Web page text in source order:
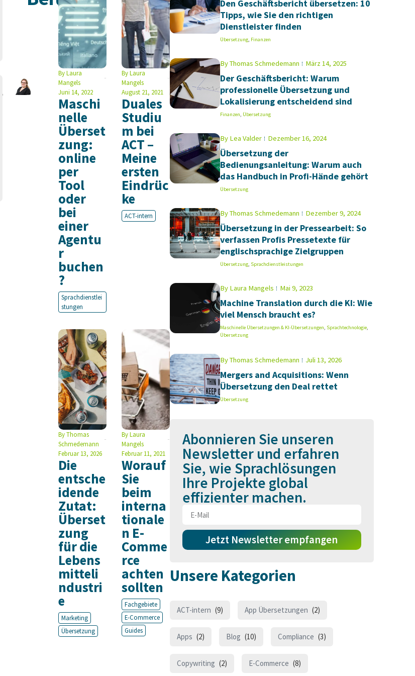
ByLaura
Mangels
Juni 14, 2022
Maschi
nelle
Überset
zung:
online
per
Tool
oder
bei
einer
Agentu
r
buchen
?
Sprachdienstlei
stungen
ByLaura
Mangels
August 21, 2021
Duales
Studiu
m bei
ACT –
Meine
ersten
Eindrüc
ke
ACT-intern
ByThomas
Schmedemann
Februar 13, 2026
Die
entsche
idende
Zutat:
Überset
zung
für die
Lebens
mitteli
ndustri
e
Marketing
Übersetzung
ByLaura
Mangels
Februar 11, 2021
Worauf
Sie
beim
interna
tionale
n E-
Comme
rce
achten
sollten
Fachgebiete
E-Commerce
Guides
Den Geschäftsbericht übersetzen: 10
Tipps, wie Sie den richtigen
Dienstleister finden
Übersetzung, Finanzen
ByThomas Schmedemann März 14, 2025
Der Geschäftsbericht: Warum
professionelle Übersetzung und
Lokalisierung entscheidend sind
Finanzen, Übersetzung
ByLea Valder Dezember 16, 2024
Übersetzung der
Bedienungsanleitung: Warum auch
das Handbuch in Profi-Hände gehört
Übersetzung
ByThomas Schmedemann Dezember 9, 2024
Übersetzung in der Pressearbeit: So
verfassen Profis Pressetexte für
englischsprachige Zielgruppen
Übersetzung, Sprachdienstleistungen
ByLaura Mangels Mai 9, 2023
Machine Translation durch die KI: Wie
viel Mensch braucht es?
Maschinelle Übersetzungen & KI-Übersetzungen, Sprachtechnologie,
Übersetzung
ByThomas Schmedemann Juli 13, 2026
Mergers and Acquisitions: Wenn
Übersetzung den Deal rettet
Übersetzung
Abonnieren Sie unseren
Newsletter und erfahren
Sie, wie Sprachlösungen
Ihre Projekte global
effizienter machen.
Jetzt Newsletter empfangen
Unsere Kategorien
ACT-intern (9) App Übersetzungen (2)
Apps (2) Blog (10) Compliance (3)
Copywriting (2) E-Commerce (8)